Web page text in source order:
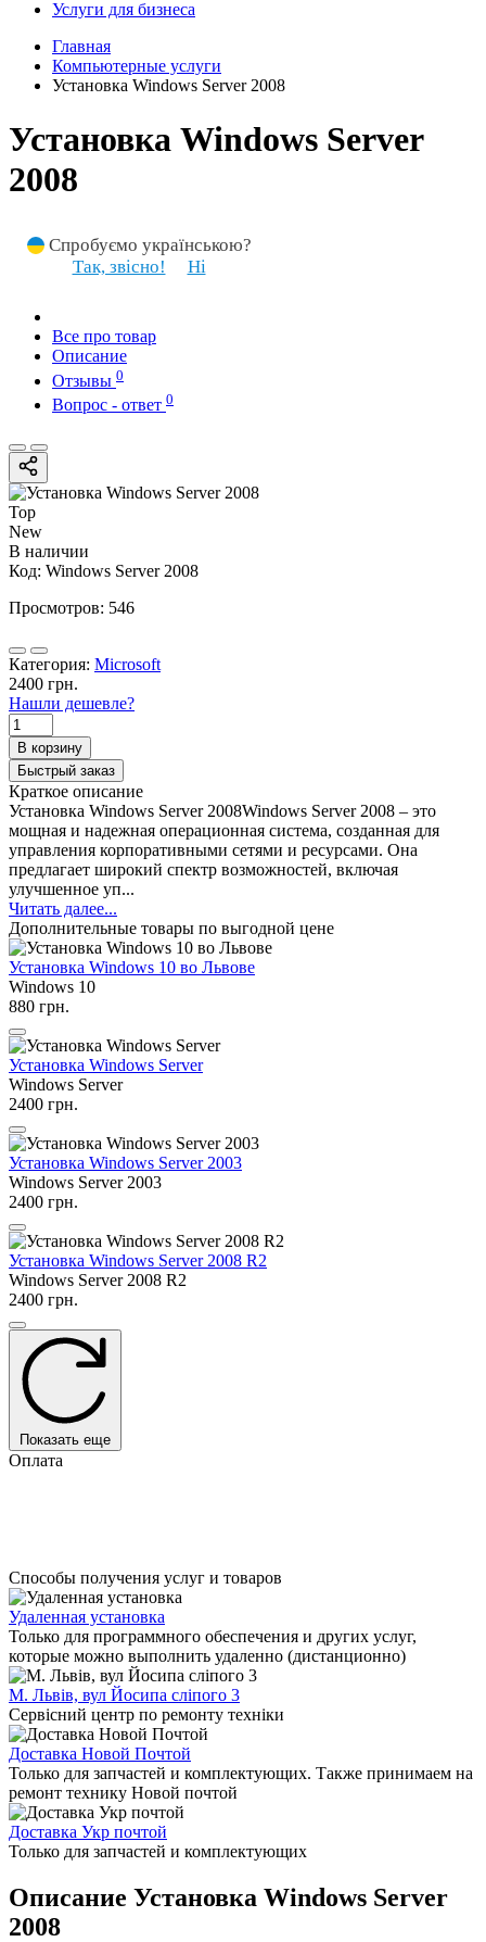
Услуги для бизнеса
Главная
Компьютерные услуги
Установка Windows Server 2008
Установка Windows Server
2008
Спробуємо українською?
Так, звісно!
Ні
Все про товар
Описание
Отзывы 0
Вопрос - ответ 0
Top
New
В наличии
Код: Windows Server 2008
Просмотров: 546
Категория: Microsoft
2400 грн.
Нашли дешевле?
В корзину
Быстрый заказ
Краткое описание
Установка Windows Server 2008Windows Server 2008 – это
мощная и надежная операционная система, созданная для
управления корпоративными сетями и ресурсами. Она
предлагает широкий спектр возможностей, включая
улучшенное уп...
Читать далее...
Дополнительные товары по выгодной цене
Установка Windows 10 во Львове
Windows 10
880 грн.
Установка Windows Server
Windows Server
2400 грн.
Установка Windows Server 2003
Windows Server 2003
2400 грн.
Установка Windows Server 2008 R2
Windows Server 2008 R2
2400 грн.
Показать еще
Оплата
Способы получения услуг и товаров
Удаленная установка
Только для программного обеспечения и других услуг,
которые можно выполнить удаленно (дистанционно)
М. Львів, вул Йосипа сліпого 3
Сервісний центр по ремонту техніки
Доставка Новой Почтой
Только для запчастей и комплектующих. Также принимаем на
ремонт технику Новой почтой
Доставка Укр почтой
Только для запчастей и комплектующих
Описание Установка Windows Server
2008